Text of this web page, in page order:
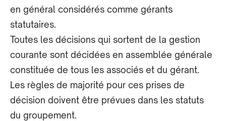
en général considérés comme gérants
statutaires.
Toutes les décisions qui sortent de la gestion
courante sont décidées en assemblée générale
constituée de tous les associés et du gérant.
Les règles de majorité pour ces prises de
décision doivent être prévues dans les statuts
du groupement.